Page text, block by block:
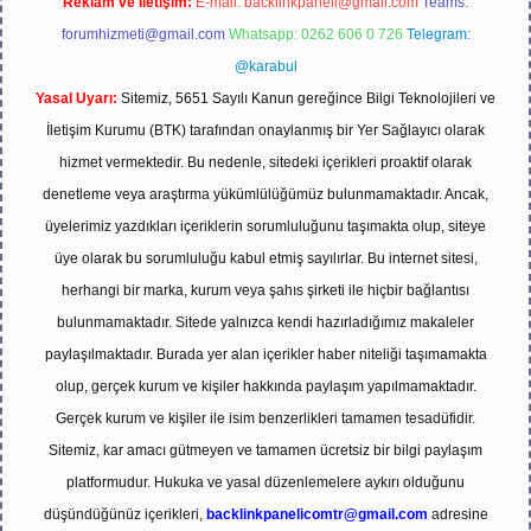
forumhizmeti@gmail.com Whatsapp: 0262 606 0 726 Telegram:
@karabul
Yasal Uyarı: Sitemiz, 5651 Sayılı Kanun gereğince Bilgi Teknolojileri ve
İletişim Kurumu (BTK) tarafından onaylanmış bir Yer Sağlayıcı olarak
hizmet vermektedir. Bu nedenle, sitedeki içerikleri proaktif olarak
denetleme veya araştırma yükümlülüğümüz bulunmamaktadır. Ancak,
üyelerimiz yazdıkları içeriklerin sorumluluğunu taşımakta olup, siteye
üye olarak bu sorumluluğu kabul etmiş sayılırlar. Bu internet sitesi,
herhangi bir marka, kurum veya şahıs şirketi ile hiçbir bağlantısı
bulunmamaktadır. Sitede yalnızca kendi hazırladığımız makaleler
paylaşılmaktadır. Burada yer alan içerikler haber niteliği taşımamakta
olup, gerçek kurum ve kişiler hakkında paylaşım yapılmamaktadır.
Gerçek kurum ve kişiler ile isim benzerlikleri tamamen tesadüfidir.
Sitemiz, kar amacı gütmeyen ve tamamen ücretsiz bir bilgi paylaşım
platformudur. Hukuka ve yasal düzenlemelere aykırı olduğunu
düşündüğünüz içerikleri, backlinkpanelicomtr@gmail.com adresine